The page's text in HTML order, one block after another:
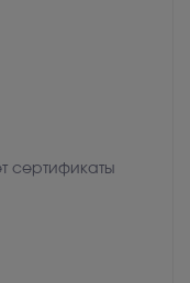
сертификаты